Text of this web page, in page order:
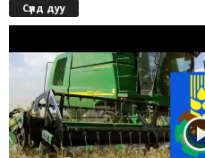
Сүлд дуу
Player